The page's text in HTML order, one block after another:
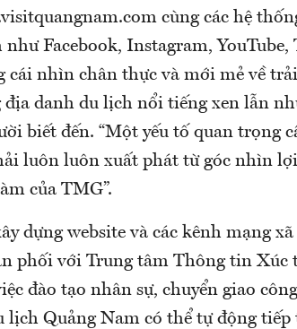
cùng các hệ
Facebook, Instagram,
cái nhìn chân thực và mới mẻ về
danh du lịch nổi tiếng xen lẫn
biết đến. “Một yếu tố quan trọng
luôn luôn xuất phát từ góc nhìn
của TMG”.
dựng website và các kênh mạng
phối với Trung tâm Thông tin
đào tạo nhân sự, chuyển giao
lịch Quảng Nam có thể tự động